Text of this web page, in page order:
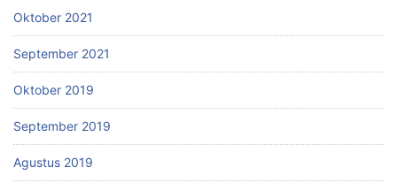
Oktober 2021
September 2021
Oktober 2019
September 2019
Agustus 2019